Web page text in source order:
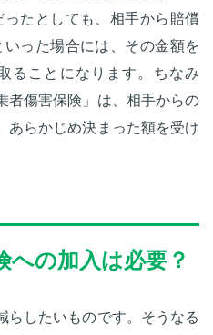
たとしても、相手から賠償
った場合には、その金額を
ることになります。ちなみ
者傷害保険」は、相手からの
あらかじめ決まった額を受け
への加入は必要？
らしたいものです。そうなる